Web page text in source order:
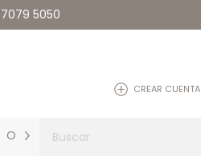
5050
CREAR CUENTA
Outlet Quienes somos